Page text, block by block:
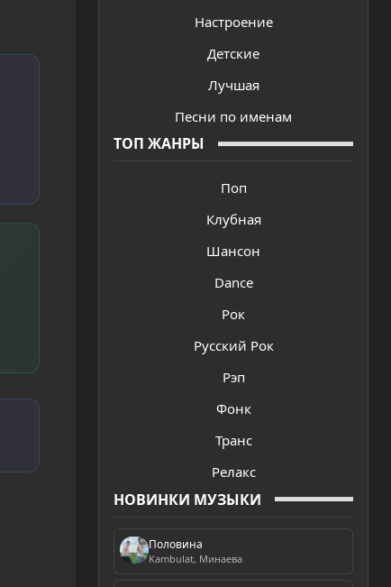
Настроение
Детские
Лучшая
Песни по именам
ТОП ЖАНРЫ
Поп
Клубная
Шансон
Dance
Рок
Русский Рок
Рэп
Фонк
Транс
Релакс
НОВИНКИ МУЗЫКИ
Половина
Kambulat, Минаева